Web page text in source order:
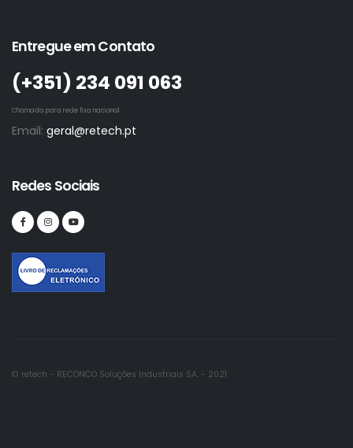
Entregue em Contato
(+351)­ 234 091 063
Chamada para rede fixa nacional
Email: geral@retech.pt
Redes Sociais
© retech - RECONCO Soluções Industriais SA. - 2021